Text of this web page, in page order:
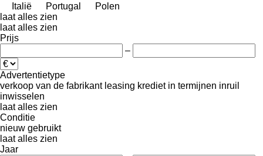
Italië
Portugal
Polen
laat alles zien
laat alles zien
Prijs
–
Advertentietype
verkoop van de fabrikant leasing krediet in termijnen inruil
inwisselen
laat alles zien
Conditie
nieuw gebruikt
laat alles zien
Jaar